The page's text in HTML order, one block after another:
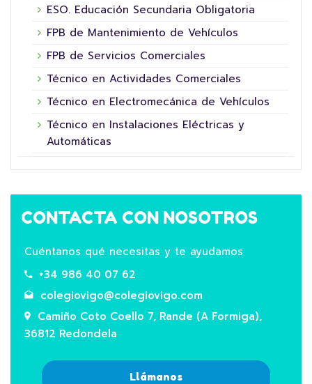
ESO. Educación Secundaria Obligatoria
FPB de Mantenimiento de Vehículos
FPB de Servicios Comerciales
Técnico en Actividades Comerciales
Técnico en Electromecánica de Vehículos
Técnico en Instalaciones Eléctricas y
Automáticas
CONTACTA CON NOSOTROS
Cuéntanos qué necesitas y te ayudamos
+34 986 40 07 62
colegiovigo@colegiovigo.com
Camiño Coto Coello 7, Rande (A Formiga),
36812 Redondela
Llámanos